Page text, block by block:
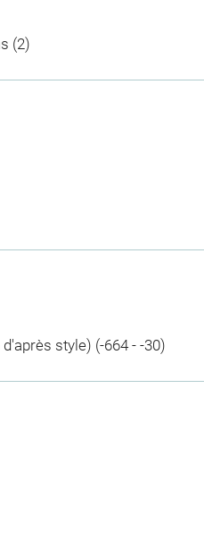
(2)
style) (-664 - -30)